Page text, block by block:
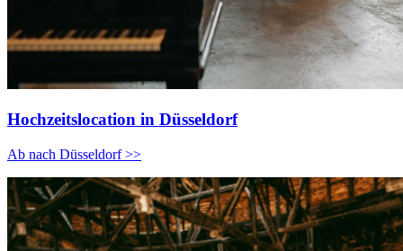
Hochzeitslocation in Düsseldorf
Ab nach Düsseldorf >>